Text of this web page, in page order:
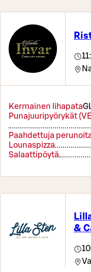
Kermainen lihapataG
Punajuuripyörykät
Paahdettuja
Lounaspizza
Salaattipöytä
&